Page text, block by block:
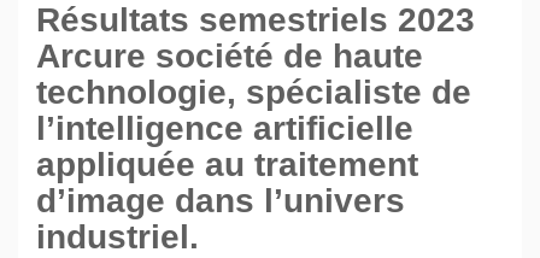
Résultats semestriels 2023
Arcure société de haute
technologie, spécialiste de
l’intelligence artificielle
appliquée au traitement
d’image dans l’univers
industriel.